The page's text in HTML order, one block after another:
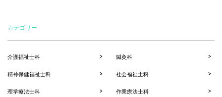
カテゴリー
介護福祉士科 鍼灸科
精神保健福祉士科 社会福祉士科
理学療法士科 作業療法士科